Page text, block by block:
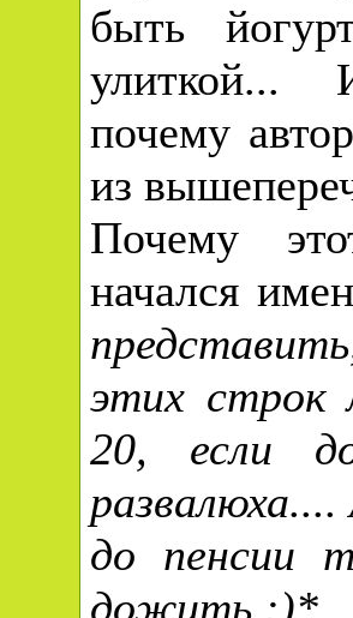
быть
улиткой...
почему
из
Почему
начался
этих строк
20, если
до пенсии
дожить :)*